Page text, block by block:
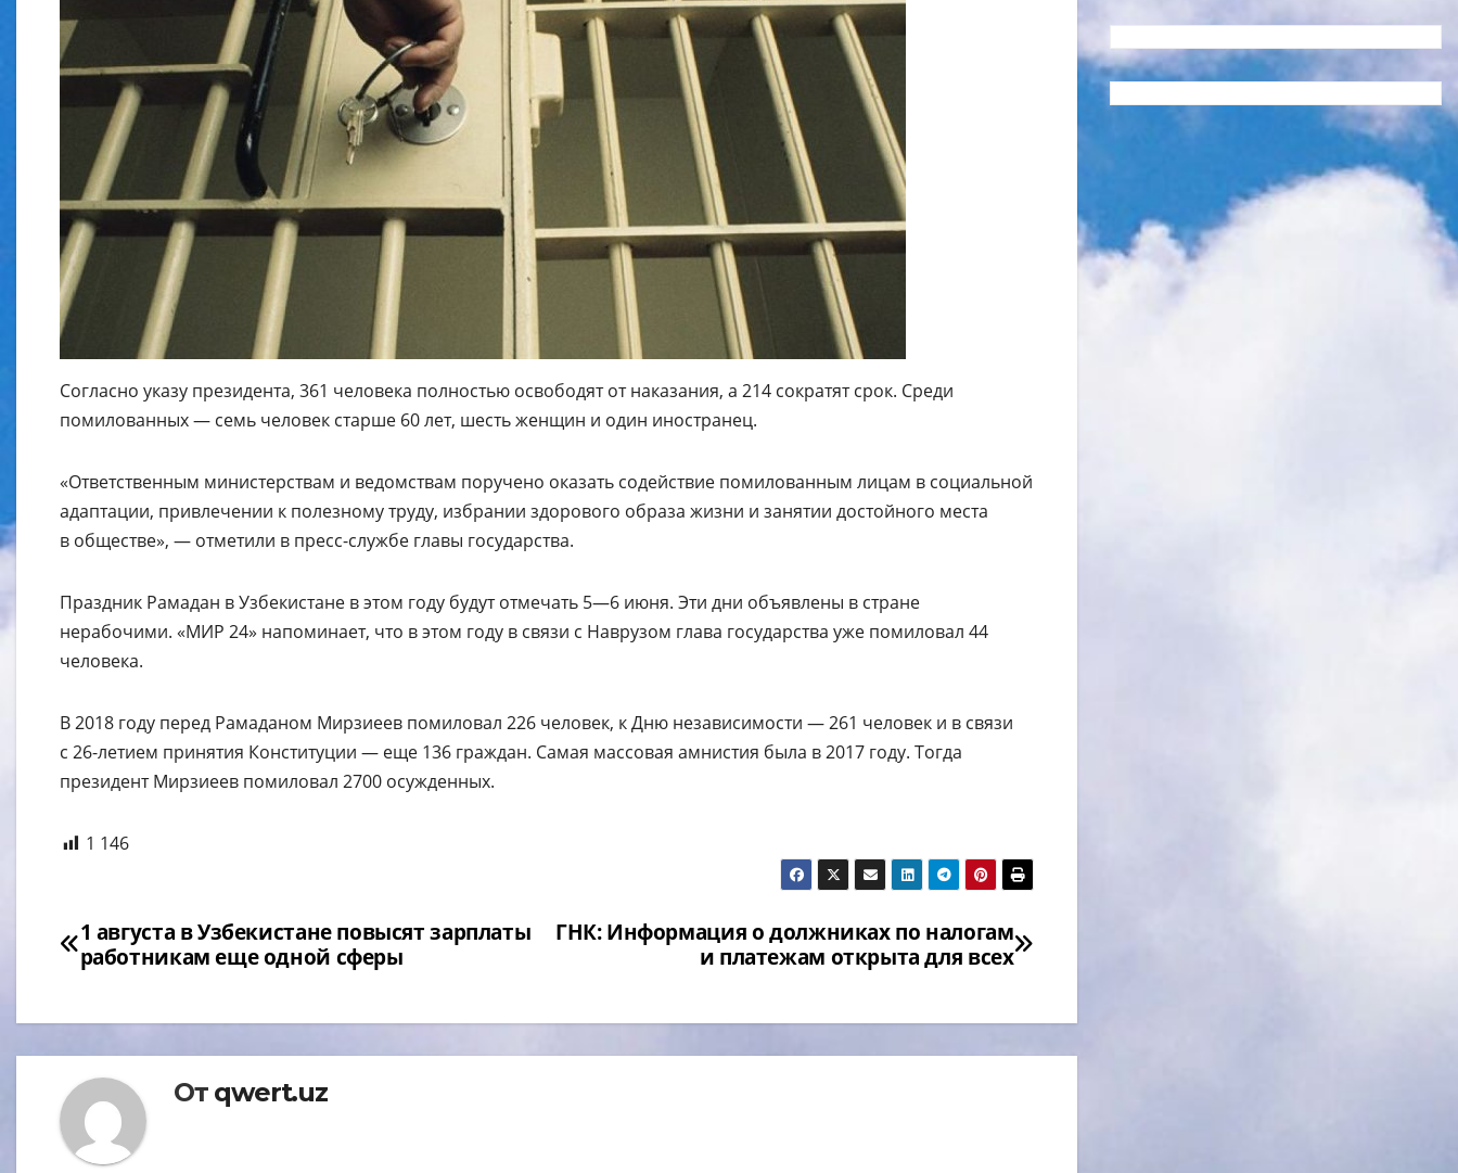
Согласно указу президента, 361 человека полностью освободят от наказания, а 214 сократят срок. Среди
помилованных — семь человек старше 60 лет, шесть женщин и один иностранец.
«Ответственным министерствам и ведомствам поручено оказать содействие помилованным лицам в социальной
адаптации, привлечении к полезному труду, избрании здорового образа жизни и занятии достойного места
в обществе», — отметили в пресс-службе главы государства.
Праздник Рамадан в Узбекистане в этом году будут отмечать 5—6 июня. Эти дни объявлены в стране
нерабочими. «МИР 24» напоминает, что в этом году в связи с Наврузом глава государства уже помиловал 44
человека.
В 2018 году перед Рамаданом Мирзиеев помиловал 226 человек, к Дню независимости — 261 человек и в связи
с 26-летием принятия Конституции — еще 136 граждан. Самая массовая амнистия была в 2017 году. Тогда
президент Мирзиеев помиловал 2700 осужденных.
1 146
Навигация
по
записям
ГНК: Информация о должниках по налогам
и платежам открыта для всех
1 августа в Узбекистане повысят зарплаты
работникам еще одной сферы
От qwert.uz